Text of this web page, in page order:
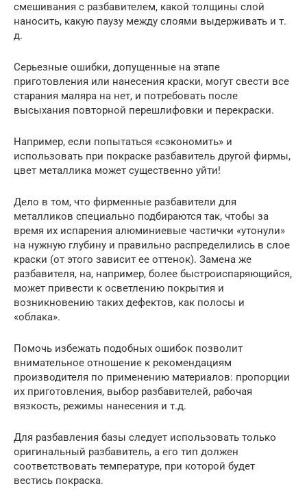
смешивания с разбавителем, какой толщины слой
наносить, какую паузу между слоями выдерживать и т.
д.
Серьезные ошибки, допущенные на этапе
приготовления или нанесения краски, могут свести все
старания маляра на нет, и потребовать после
высыхания повторной перешлифовки и перекраски.
Например, если попытаться «сэкономить» и
использовать при покраске разбавитель другой фирмы,
цвет металлика может существенно уйти!
Дело в том, что фирменные разбавители для
металликов специально подбираются так, чтобы за
время их испарения алюминиевые частички «утонули»
на нужную глубину и правильно распределились в слое
краски (от этого зависит ее оттенок). Замена же
разбавителя, на, например, более быстроиспаряющийся,
может привести к осветлению покрытия и
возникновению таких дефектов, как полосы и
«облака».
Помочь избежать подобных ошибок позволит
внимательное отношение к рекомендациям
производителя по применению материалов: пропорции
их приготовления, выбор разбавителей, рабочая
вязкость, режимы нанесения и т.д.
Для разбавления базы следует использовать только
оригинальный разбавитель, а его тип должен
соответствовать температуре, при которой будет
вестись покраска.